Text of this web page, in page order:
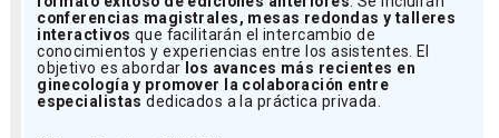
conferencias magistrales, mesas redondas y talleres
interactivos que facilitarán el intercambio de
conocimientos y experiencias entre los asistentes. El
objetivo es abordar los avances más recientes en
ginecología y promover la colaboración entre
especialistasdedicados a la práctica privada.